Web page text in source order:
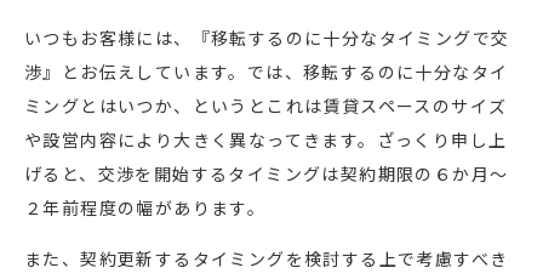
いつもお客様には、『移転するのに十分なタイミングで交
渉』とお伝えしています。では、移転するのに十分なタイ
ミングとはいつか、というとこれは賃貸スペースのサイズ
や設営内容により大きく異なってきます。ざっくり申し上
げると、交渉を開始するタイミングは契約期限の６か月～
２年前程度の幅があります。
また、契約更新するタイミングを検討する上で考慮すべき